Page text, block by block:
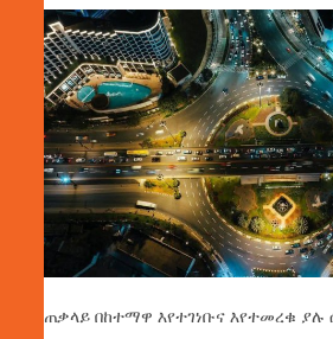
በአጠቃላይ በከተማዋ እየተገነቡና እየተመረቁ